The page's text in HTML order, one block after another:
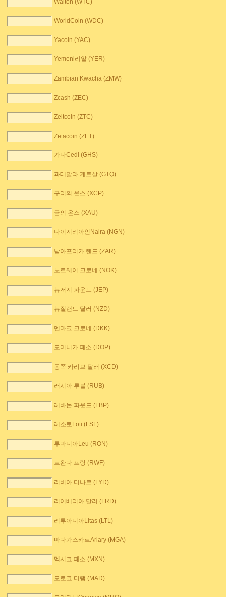
Walton (WTC)
WorldCoin (WDC)
Yacoin (YAC)
Yemeni리알 (YER)
Zambian Kwacha (ZMW)
Zcash (ZEC)
Zeitcoin (ZTC)
Zetacoin (ZET)
가나Cedi (GHS)
과테말라 케트살 (GTQ)
구리의 온스 (XCP)
금의 온스 (XAU)
나이지리아인Naira (NGN)
남아프리카 랜드 (ZAR)
노르웨이 크로네 (NOK)
뉴저지 파운드 (JEP)
뉴질랜드 달러 (NZD)
덴마크 크로네 (DKK)
도미니카 페소 (DOP)
동쪽 카리브 달러 (XCD)
러시아 루블 (RUB)
레바논 파운드 (LBP)
레소토Loti (LSL)
루마니아Leu (RON)
르완다 프랑 (RWF)
리비아 디나르 (LYD)
리이베리아 달러 (LRD)
리투아니아Litas (LTL)
마다가스카르Ariary (MGA)
멕시코 페소 (MXN)
모로코 디램 (MAD)